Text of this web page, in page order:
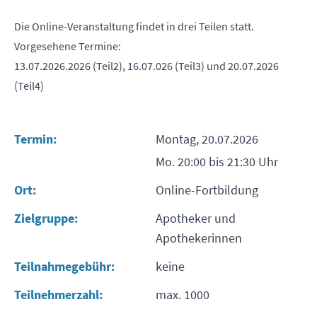
Die Online-Veranstaltung findet in drei Teilen statt.
Vorgesehene Termine:
13.07.2026.2026 (Teil2), 16.07.026 (Teil3) und 20.07.2026
(Teil4)
Termin:
Montag, 20.07.2026
Mo. 20:00 bis 21:30 Uhr
Ort:
Online-Fortbildung
Zielgruppe:
Apotheker und
Apothekerinnen
Teilnahmegebühr:
keine
Teilnehmerzahl:
max. 1000